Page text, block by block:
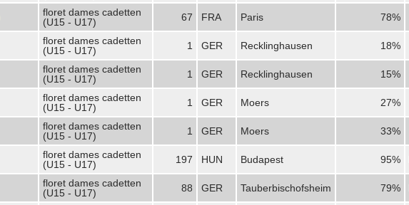
floret dames cadetten
(U15 - U17)
67 FRA Paris 78%
floret dames cadetten
(U15 - U17)
1 GER Recklinghausen 18%
floret dames cadetten
(U15 - U17)
1 GER Recklinghausen 15%
floret dames cadetten
(U15 - U17)
1 GER Moers 27%
floret dames cadetten
(U15 - U17)
1 GER Moers 33%
floret dames cadetten
(U15 - U17)
197 HUN Budapest 95%
floret dames cadetten
(U15 - U17)
88 GER Tauberbischofsheim 79%